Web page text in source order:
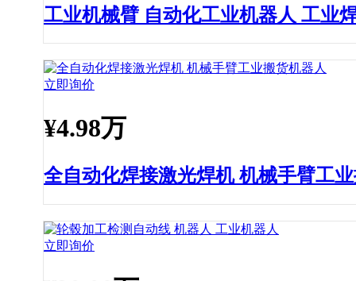
工业机械臂 自动化工业机器人 工业
立即询价
¥4.98万
全自动化焊接激光焊机 机械手臂工
立即询价